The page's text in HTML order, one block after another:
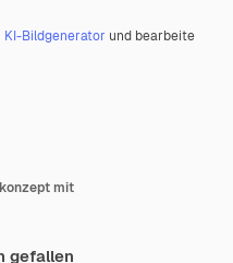
KI-Bildgenerator und bearbeite
mit
gefallen